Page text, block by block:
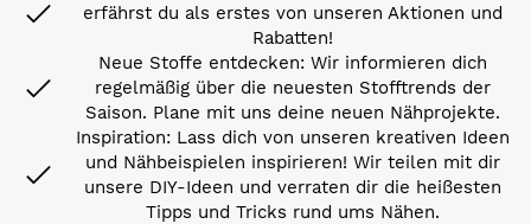
erfährst du als erstes von unseren Aktionen und
Rabatten!
Neue Stoffe entdecken: Wir informieren dich
regelmäßig über die neuesten Stofftrends der
Saison. Plane mit uns deine neuen Nähprojekte.
Inspiration: Lass dich von unseren kreativen Ideen
und Nähbeispielen inspirieren! Wir teilen mit dir
unsere DIY-Ideen und verraten dir die heißesten
Tipps und Tricks rund ums Nähen.